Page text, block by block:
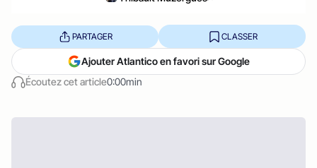
Écoutez cet article0:00min
PARTAGER CLASSER
Ajouter Atlantico en favori sur Google